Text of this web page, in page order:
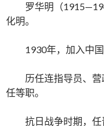
罗华明（
化明。
1930年，加入中
历任连指导员、
任等职。
抗日战争时期，任